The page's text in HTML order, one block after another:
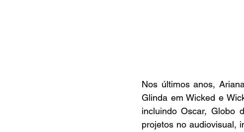
Nos últimos anos,
Glinda em Wicked e
incluindo Oscar, Globo
projetos no audiovisual,